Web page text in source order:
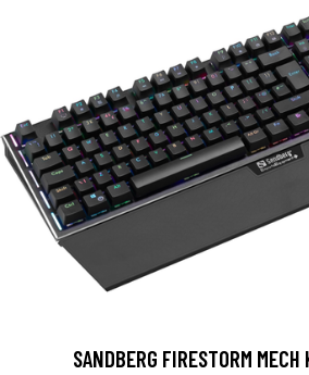
SANDBERG FIRESTORM MECH